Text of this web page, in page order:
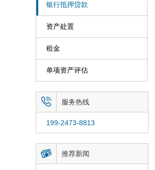
银行抵押贷款
资产处置
租金
单项资产评估
 服务热线
199-2473-8813
 推荐新闻